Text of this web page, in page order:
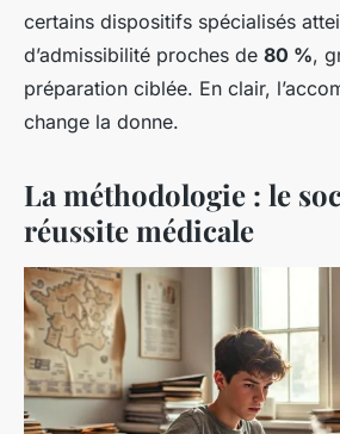
certains dispositifs spécialisés
d’admissibilité proches de 80 %,
préparation ciblée. En clair,
change la donne.
La méthodologie : le
réussite médicale